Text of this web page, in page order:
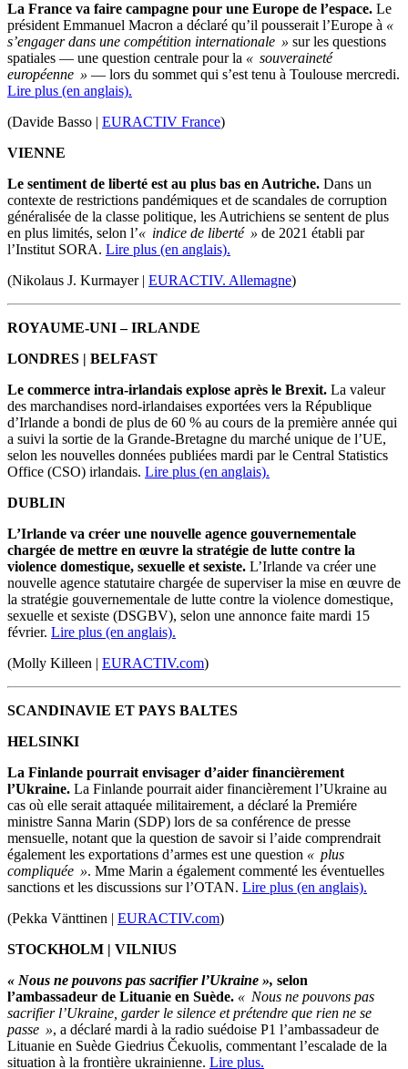
La France va faire campagne pour une Europe de l’espace. Le
président Emmanuel Macron a déclaré qu’il pousserait l’Europe à «
s’engager dans une compétition internationale » sur les questions
spatiales — une question centrale pour la « souveraineté
européenne » — lors du sommet qui s’est tenu à Toulouse mercredi.
Lire plus (en anglais).
(Davide Basso | EURACTIV France)
VIENNE
Le sentiment de liberté est au plus bas en Autriche. Dans un
contexte de restrictions pandémiques et de scandales de corruption
généralisée de la classe politique, les Autrichiens se sentent de plus
en plus limités, selon l’« indice de liberté » de 2021 établi par
l’Institut SORA. Lire plus (en anglais).
(Nikolaus J. Kurmayer | EURACTIV. Allemagne)
ROYAUME-UNI – IRLANDE
LONDRES | BELFAST
Le commerce intra-irlandais explose après le Brexit. La valeur
des marchandises nord-irlandaises exportées vers la République
d’Irlande a bondi de plus de 60 % au cours de la première année qui
a suivi la sortie de la Grande-Bretagne du marché unique de l’UE,
selon les nouvelles données publiées mardi par le Central Statistics
Office (CSO) irlandais. Lire plus (en anglais).
DUBLIN
L’Irlande va créer une nouvelle agence gouvernementale
chargée de mettre en œuvre la stratégie de lutte contre la
violence domestique, sexuelle et sexiste. L’Irlande va créer une
nouvelle agence statutaire chargée de superviser la mise en œuvre de
la stratégie gouvernementale de lutte contre la violence domestique,
sexuelle et sexiste (DSGBV), selon une annonce faite mardi 15
février. Lire plus (en anglais).
(Molly Killeen | EURACTIV.com)
SCANDINAVIE ET PAYS BALTES
HELSINKI
La Finlande pourrait envisager d’aider financièrement
l’Ukraine. La Finlande pourrait aider financièrement l’Ukraine au
cas où elle serait attaquée militairement, a déclaré la Premiére
ministre Sanna Marin (SDP) lors de sa conférence de presse
mensuelle, notant que la question de savoir si l’aide comprendrait
également les exportations d’armes est une question « plus
compliquée ». Mme Marin a également commenté les éventuelles
sanctions et les discussions sur l’OTAN. Lire plus (en anglais).
(Pekka Vänttinen | EURACTIV.com)
STOCKHOLM | VILNIUS
« Nous ne pouvons pas sacrifier l’Ukraine », selon
l’ambassadeur de Lituanie en Suède. « Nous ne pouvons pas
sacrifier l’Ukraine, garder le silence et prétendre que rien ne se
passe », a déclaré mardi à la radio suédoise P1 l’ambassadeur de
Lituanie en Suède Giedrius Čekuolis, commentant l’escalade de la
situation à la frontière ukrainienne. Lire plus.